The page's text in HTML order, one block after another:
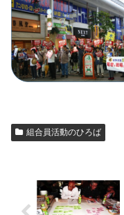
組合員活動のひろば